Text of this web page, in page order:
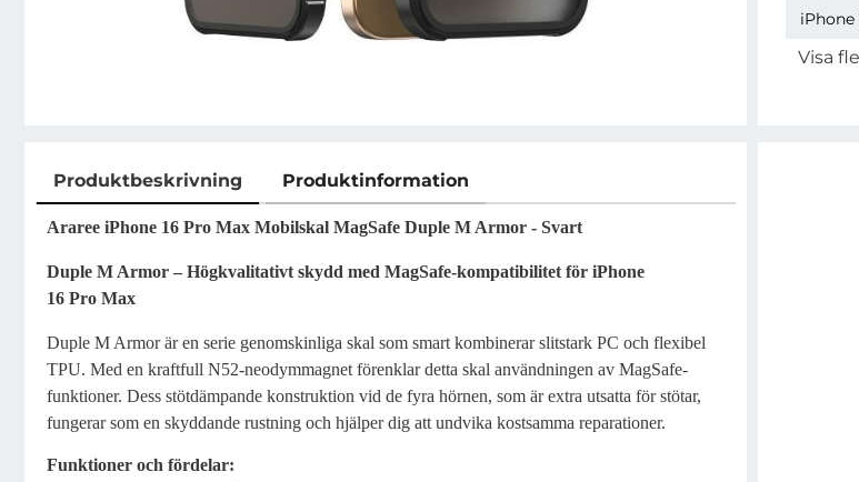
iPhone
Visa
Produktbeskrivning Produktinformation
Produktbeskrivning
Araree iPhone 16 Pro Max Mobilskal MagSafe Duple M Armor - Svart
Duple M Armor – Högkvalitativt skydd med MagSafe-kompatibilitet för iPhone
16 Pro Max
Duple M Armor är en serie genomskinliga skal som smart kombinerar slitstark PC och flexibel
TPU. Med en kraftfull N52-neodymmagnet förenklar detta skal användningen av MagSafe-
funktioner. Dess stötdämpande konstruktion vid de fyra hörnen, som är extra utsatta för stötar,
fungerar som en skyddande rustning och hjälper dig att undvika kostsamma reparationer.
Funktioner och fördelar: